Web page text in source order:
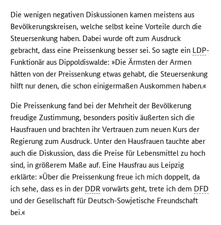
Die wenigen negativen Diskussionen kamen meistens aus
Bevölkerungskreisen, welche selbst keine Vorteile durch die
Steuersenkung haben. Dabei wurde oft zum Ausdruck
gebracht, dass eine Preissenkung besser sei. So sagte ein LDP-
Funktionär aus Dippoldiswalde: »Die Ärmsten der Armen
hätten von der Preissenkung etwas gehabt, die Steuersenkung
hilft nur denen, die schon einigermaßen Auskommen haben.«
Die Preissenkung fand bei der Mehrheit der Bevölkerung
freudige Zustimmung, besonders positiv äußerten sich die
Hausfrauen und brachten ihr Vertrauen zum neuen Kurs der
Regierung zum Ausdruck. Unter den Hausfrauen tauchte aber
auch die Diskussion, dass die Preise für Lebensmittel zu hoch
sind, in größerem Maße auf. Eine Hausfrau aus Leipzig
erklärte: »Über die Preissenkung freue ich mich doppelt, da
ich sehe, dass es in der DDR vorwärts geht, trete ich dem DFD
und der Gesellschaft für Deutsch-Sowjetische Freundschaft
bei.«